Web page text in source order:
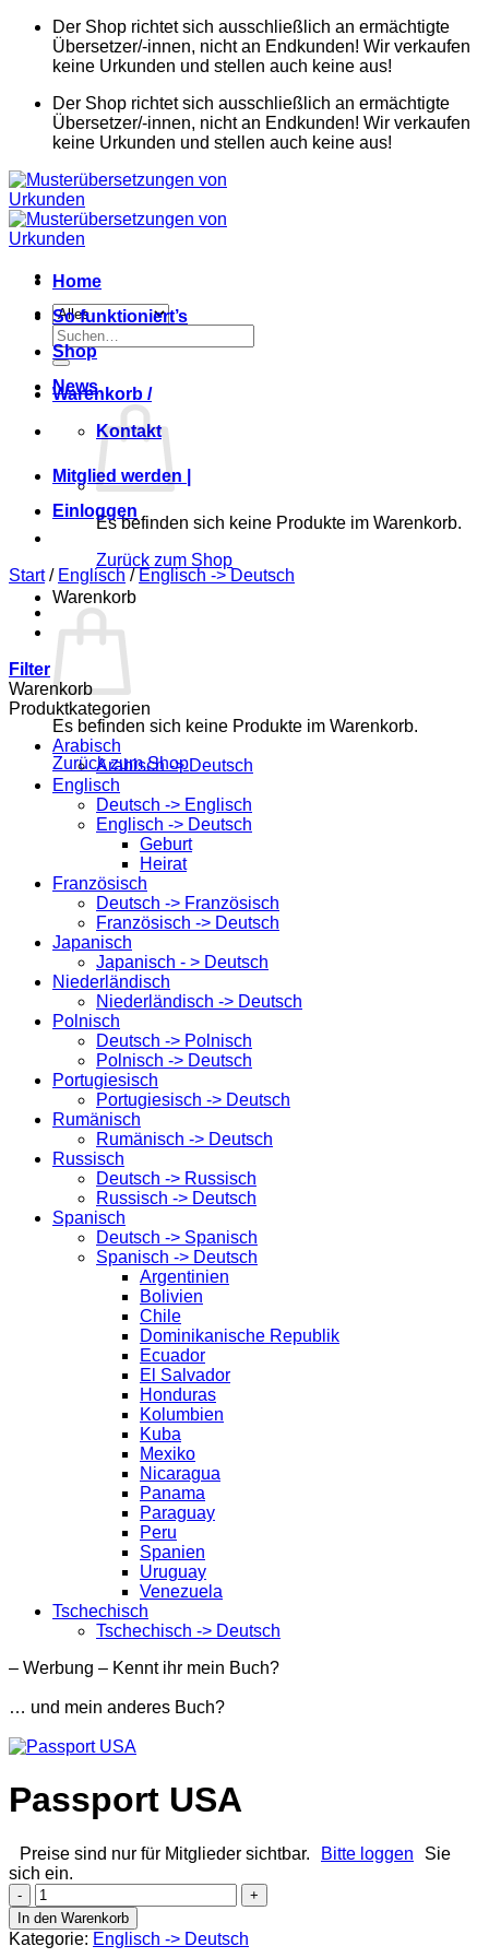
Zum
springen
Der Shop richtet sich ausschließlich an ermächtigte
Übersetzer/-innen, nicht an Endkunden! Wir verkaufen
keine Urkunden und stellen auch keine aus!
Der Shop richtet sich ausschließlich an ermächtigte
Übersetzer/-innen, nicht an Endkunden! Wir verkaufen
keine Urkunden und stellen auch keine aus!
Suchen
nach:
Warenkorb /
Es befinden sich keine Produkte im Warenkorb.
Zurück zum Shop
Warenkorb
Es befinden sich keine Produkte im Warenkorb.
Zurück zum Shop
Home
So funktioniert’s
Shop
News
Kontakt
Mitglied werden |
Einloggen
Start / Englisch / Englisch -> Deutsch
Filter
Warenkorb
Produktkategorien
Arabisch
Arabisch -> Deutsch
Englisch
Deutsch -> Englisch
Englisch -> Deutsch
Geburt
Heirat
Französisch
Deutsch -> Französisch
Französisch -> Deutsch
Japanisch
Japanisch - > Deutsch
Niederländisch
Niederländisch -> Deutsch
Polnisch
Deutsch -> Polnisch
Polnisch -> Deutsch
Portugiesisch
Portugiesisch -> Deutsch
Rumänisch
Rumänisch -> Deutsch
Russisch
Deutsch -> Russisch
Russisch -> Deutsch
Spanisch
Deutsch -> Spanisch
Spanisch -> Deutsch
Argentinien
Bolivien
Chile
Dominikanische Republik
Ecuador
El Salvador
Honduras
Kolumbien
Kuba
Mexiko
Nicaragua
Panama
Paraguay
Peru
Spanien
Uruguay
Venezuela
Tschechisch
Tschechisch -> Deutsch
– Werbung – Kennt ihr mein Buch?
… und mein anderes Buch?
Passport USA
Preise sind nur für Mitglieder sichtbar. Bitte loggen
Sie
sich ein.
Passport
USA
Menge
In den Warenkorb
Kategorie: Englisch -> Deutsch